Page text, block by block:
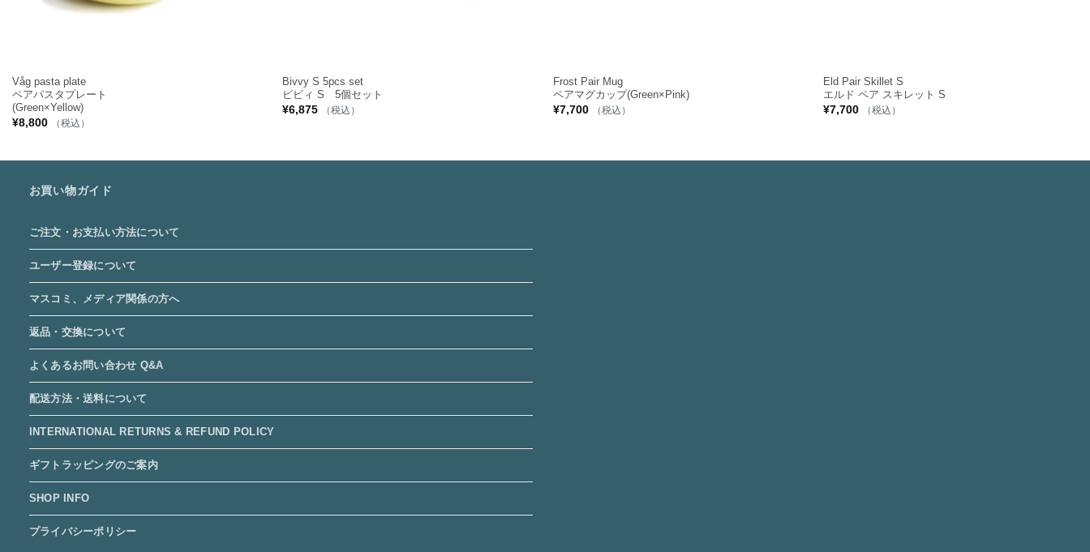
Våg pasta plate
ペアパスタプレート
(Green×Yellow)
¥8,800 （税込）
Bivvy S 5pcs set
ビビィ S 5個セット
¥6,875 （税込）
Frost Pair Mug
ペアマグカップ(Green×Pink)
¥7,700 （税込）
Eld Pair Skillet S
エルド ペア スキレット S
¥7,700 （税込）
お買い物ガイド
ご注文・お支払い方法について
ユーザー登録について
マスコミ、メディア関係の方へ
返品・交換について
よくあるお問い合わせ Q&A
配送方法・送料について
INTERNATIONAL RETURNS & REFUND POLICY
ギフトラッピングのご案内
SHOP INFO
プライバシーポリシー